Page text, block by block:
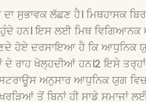
ਸੁਭਾਵਕ ਲੱਛਣ ਹੈ। ਮਿਥਹਾਸਕ
ਹੁੰਦੇ ਹਨ। ਇਸ ਲਈ ਮਿਥ
ਹੋਏ ਦਰਸਾਇਆ ਹੈ ਕਿ ਆਧੁਨਿਕ
ਰਾਹ ਖੋਲ੍ਹਦੀਆਂ ਹਨ।2 ਇਸੇ
ਅਨੁਸਾਰ ਆਧੁਨਿਕ ਯੁਗ
ਤੋਂ ਬਿਨਾਂ ਹੀ ਸਾਡੇ ਸਮਾਜਾਂ